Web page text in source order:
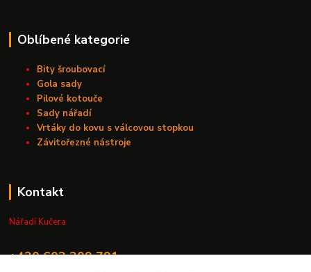
Oblíbené kategorie
Bity šroubovací
Gola sady
Pilové kotouče
Sady nářadí
Vrtáky do kovu s válcovou stopkou
Závitořezné nástroje
Kontakt
Nářadí Kučera
+420 603 209 791